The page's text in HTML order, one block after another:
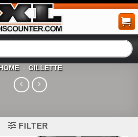
- GILLETTE
FILTER